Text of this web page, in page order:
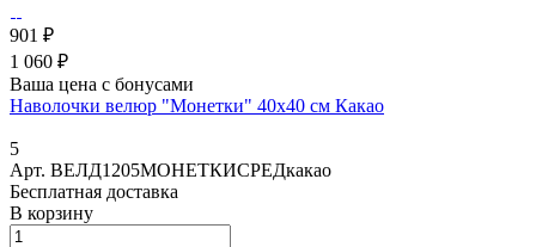
901 ₽
1 060 ₽
Ваша цена с бонусами
Наволочки велюр "Монетки" 40х40 см Какао
5
Арт. ВЕЛД1205МОНЕТКИСРЕДкакао
Бесплатная доставка
В корзину